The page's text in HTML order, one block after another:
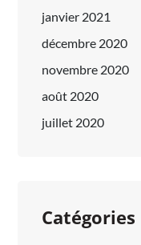
janvier 2021
décembre 2020
novembre 2020
août 2020
juillet 2020
Catégories